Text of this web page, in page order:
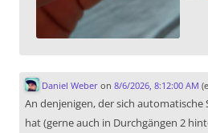
Daniel Weberon 8/6/2026, 8:12:00 AM
An denjenigen, der sich
hat (gerne auch in Durchgängen 2